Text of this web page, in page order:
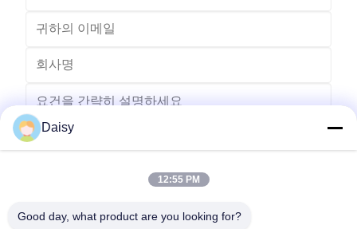
Daisy
12:55 PM
Good day, what product are you looking for?